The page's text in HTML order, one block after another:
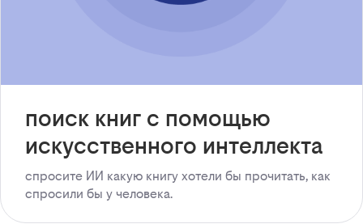
поиск книг с помощью
искусственного интеллекта
спросите ИИ какую книгу хотели бы прочитать, как
спросили бы у человека.